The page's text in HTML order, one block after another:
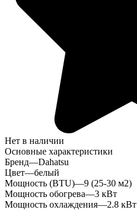
Нет в наличии
Основные характеристики
Бренд—Dahatsu
Цвет—белый
Мощность (BTU)—9 (25-30 м2)
Мощность обогрева—3 кВт
Мощность охлаждения—2.8 кВт